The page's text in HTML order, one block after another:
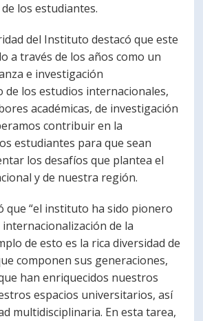
los estudiantes.
del Instituto destacó que este
a través de los años como un
e investigación
de los estudios internacionales,
académicas, de investigación
contribuir en la
estudiantes para que sean
los desafíos que plantea el
y de nuestra región.
que “el instituto ha sido pionero
de la
de esto es la rica diversidad de
componen sus generaciones,
han enriquecidos nuestros
espacios universitarios, así
multidisciplinaria. En esta tarea,